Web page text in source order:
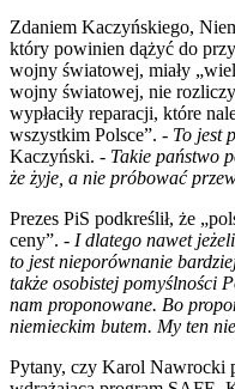
Zdaniem Kaczyńskiego,
który powinien dążyć do
wojny światowej, miały
wojny światowej, nie
wypłaciły reparacji, które
wszystkim Polsce”. - To jest
Kaczyński. - Takie państwo
że żyje, a nie próbować
Prezes PiS podkreślił, że
ceny”. - I dlatego nawet
to jest nieporównanie
także osobistej pomyślności
nam proponowane. Bo
niemieckim butem. My ten
Pytany, czy Karol Nawrocki